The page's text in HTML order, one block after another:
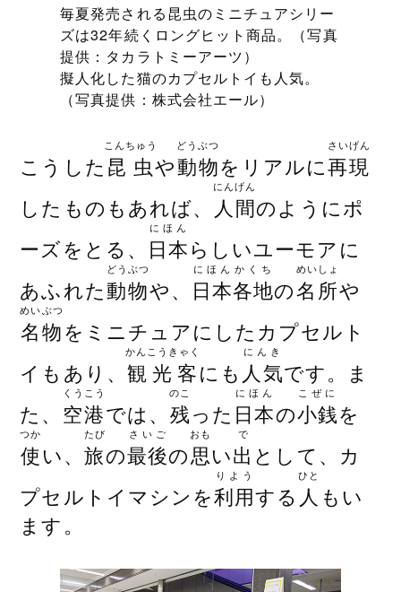
毎夏発売される昆虫のミニチュアシリー
ズは32年続くロングヒット商品。（写真
提供：タカラトミーアーツ）
擬人化した猫のカプセルトイも人気。
（写真提供：株式会社エール）
こうした 昆虫
こんちゅう
や動物
どうぶつ
をリアルに再現
さいげん
したものもあれば、 人間
にんげん
のようにポ
ーズをとる、
日本
にほん
らしいユーモアに
あふれた動物
どうぶつ
や、 日本各地
にほんかくち
の名所
めいしょ
や
名物
めいぶつ
をミニチュアにしたカプセルト
イもあり、 観光客
かんこうきゃく
にも 人気
にんき
です。ま
た、 空港
くうこう
では、 残
のこ
った 日本
にほん
の小銭
こぜに
を
使
つか
い、 旅
たび
の最後
さいご
の思
おも
い出
で
として、カ
プセルトイマシンを利用
りよう
する 人
ひと
もい
ます。